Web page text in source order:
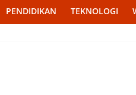
PENDIDIKAN TEKNOLOGI